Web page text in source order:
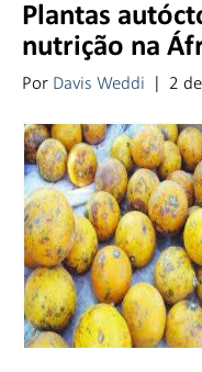
Plantas
nutrição na
Por Davis Weddi | 2